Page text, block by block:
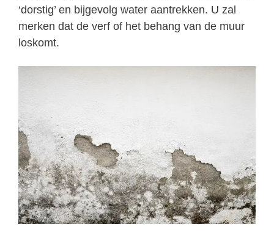
‘dorstig’ en bijgevolg water aantrekken. U zal
merken dat de verf of het behang van de muur
loskomt.